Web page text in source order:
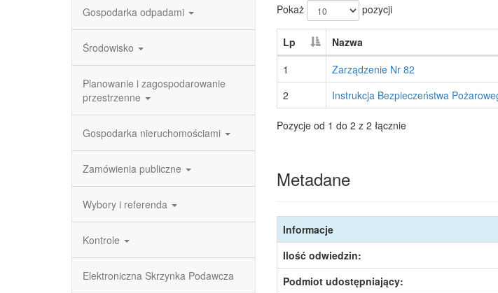
Gospodarka odpadami
Środowisko
Planowanie i zagospodarowanie
przestrzenne
Gospodarka nieruchomościami
Zamówienia publiczne
Wybory i referenda
Kontrole
Elektroniczna Skrzynka Podawcza
Pokaż pozycji
Lp Nazwa
1
Zarządzenie Nr 82
2 Instrukcja Bezpieczeństwa
Pozycje od 1 do 2 z 2 łącznie
Metadane
Informacje
Ilość odwiedzin:
Podmiot udostępniający: